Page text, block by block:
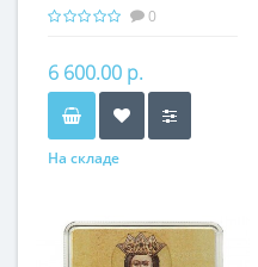
гр - подарок икона имени
0
6 600.00 р.
На складе